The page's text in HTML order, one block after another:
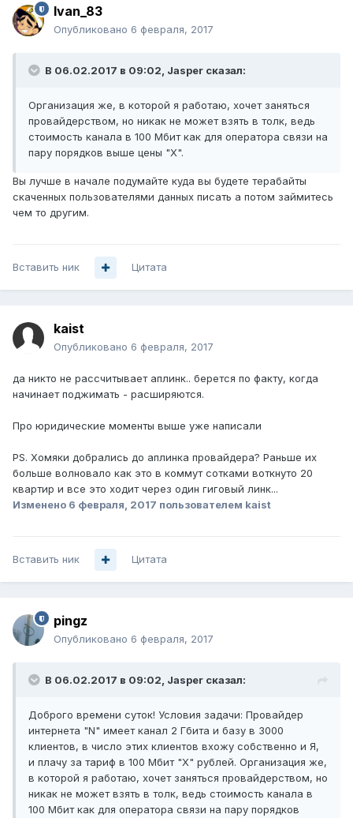
Ivan_83
Опубликовано 6 февраля, 2017
В 06.02.2017 в 09:02, Jasper сказал:
Организация же, в которой я работаю, хочет заняться
провайдерством, но никак не может взять в толк, ведь
стоимость канала в 100 Мбит как для оператора связи на
пару порядков выше цены "Х".
Вы лучше в начале подумайте куда вы будете терабайты
скаченных пользователями данных писать а потом займитесь
чем то другим.
Вставить ник Цитата
kaist
Опубликовано 6 февраля, 2017
да никто не рассчитывает аплинк.. берется по факту, когда
начинает поджимать - расширяются.
Про юридические моменты выше уже написали
PS. Хомяки добрались до аплинка провайдера? Раньше их
больше волновало как это в коммут сотками воткнуто 20
квартир и все это ходит через один гиговый линк...
Изменено 6 февраля, 2017 пользователем kaist
Вставить ник Цитата
pingz
Опубликовано 6 февраля, 2017
В 06.02.2017 в 09:02, Jasper сказал:
Доброго времени суток! Условия задачи: Провайдер
интернета "N" имеет канал 2 Гбита и базу в 3000
клиентов, в число этих клиентов вхожу собственно и Я,
и плачу за тариф в 100 Мбит "Х" рублей. Организация же,
в которой я работаю, хочет заняться провайдерством, но
никак не может взять в толк, ведь стоимость канала в
100 Мбит как для оператора связи на пару порядков